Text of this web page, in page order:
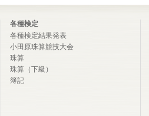
各種検定
各種検定結果発表
小田原珠算競技大会
珠算
珠算（下級）
簿記